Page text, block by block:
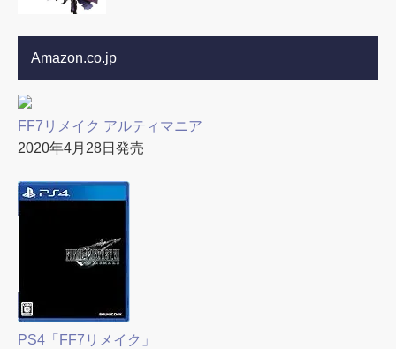
Amazon.co.jp
FF7リメイク アルティマニア
2020年4月28日発売
PS4「FF7リメイク」